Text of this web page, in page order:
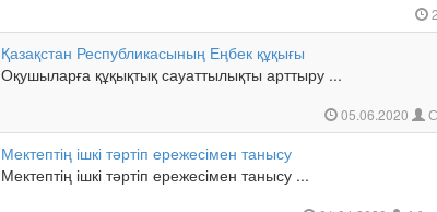
Қазақстан Республикасының Еңбек құқығы
Оқушыларға құқықтық сауаттылықты арттыру ...
05.06.2020
Мектептің ішкі тәртіп ережесімен танысу
Мектептің ішкі тәртіп ережесімен танысу ...